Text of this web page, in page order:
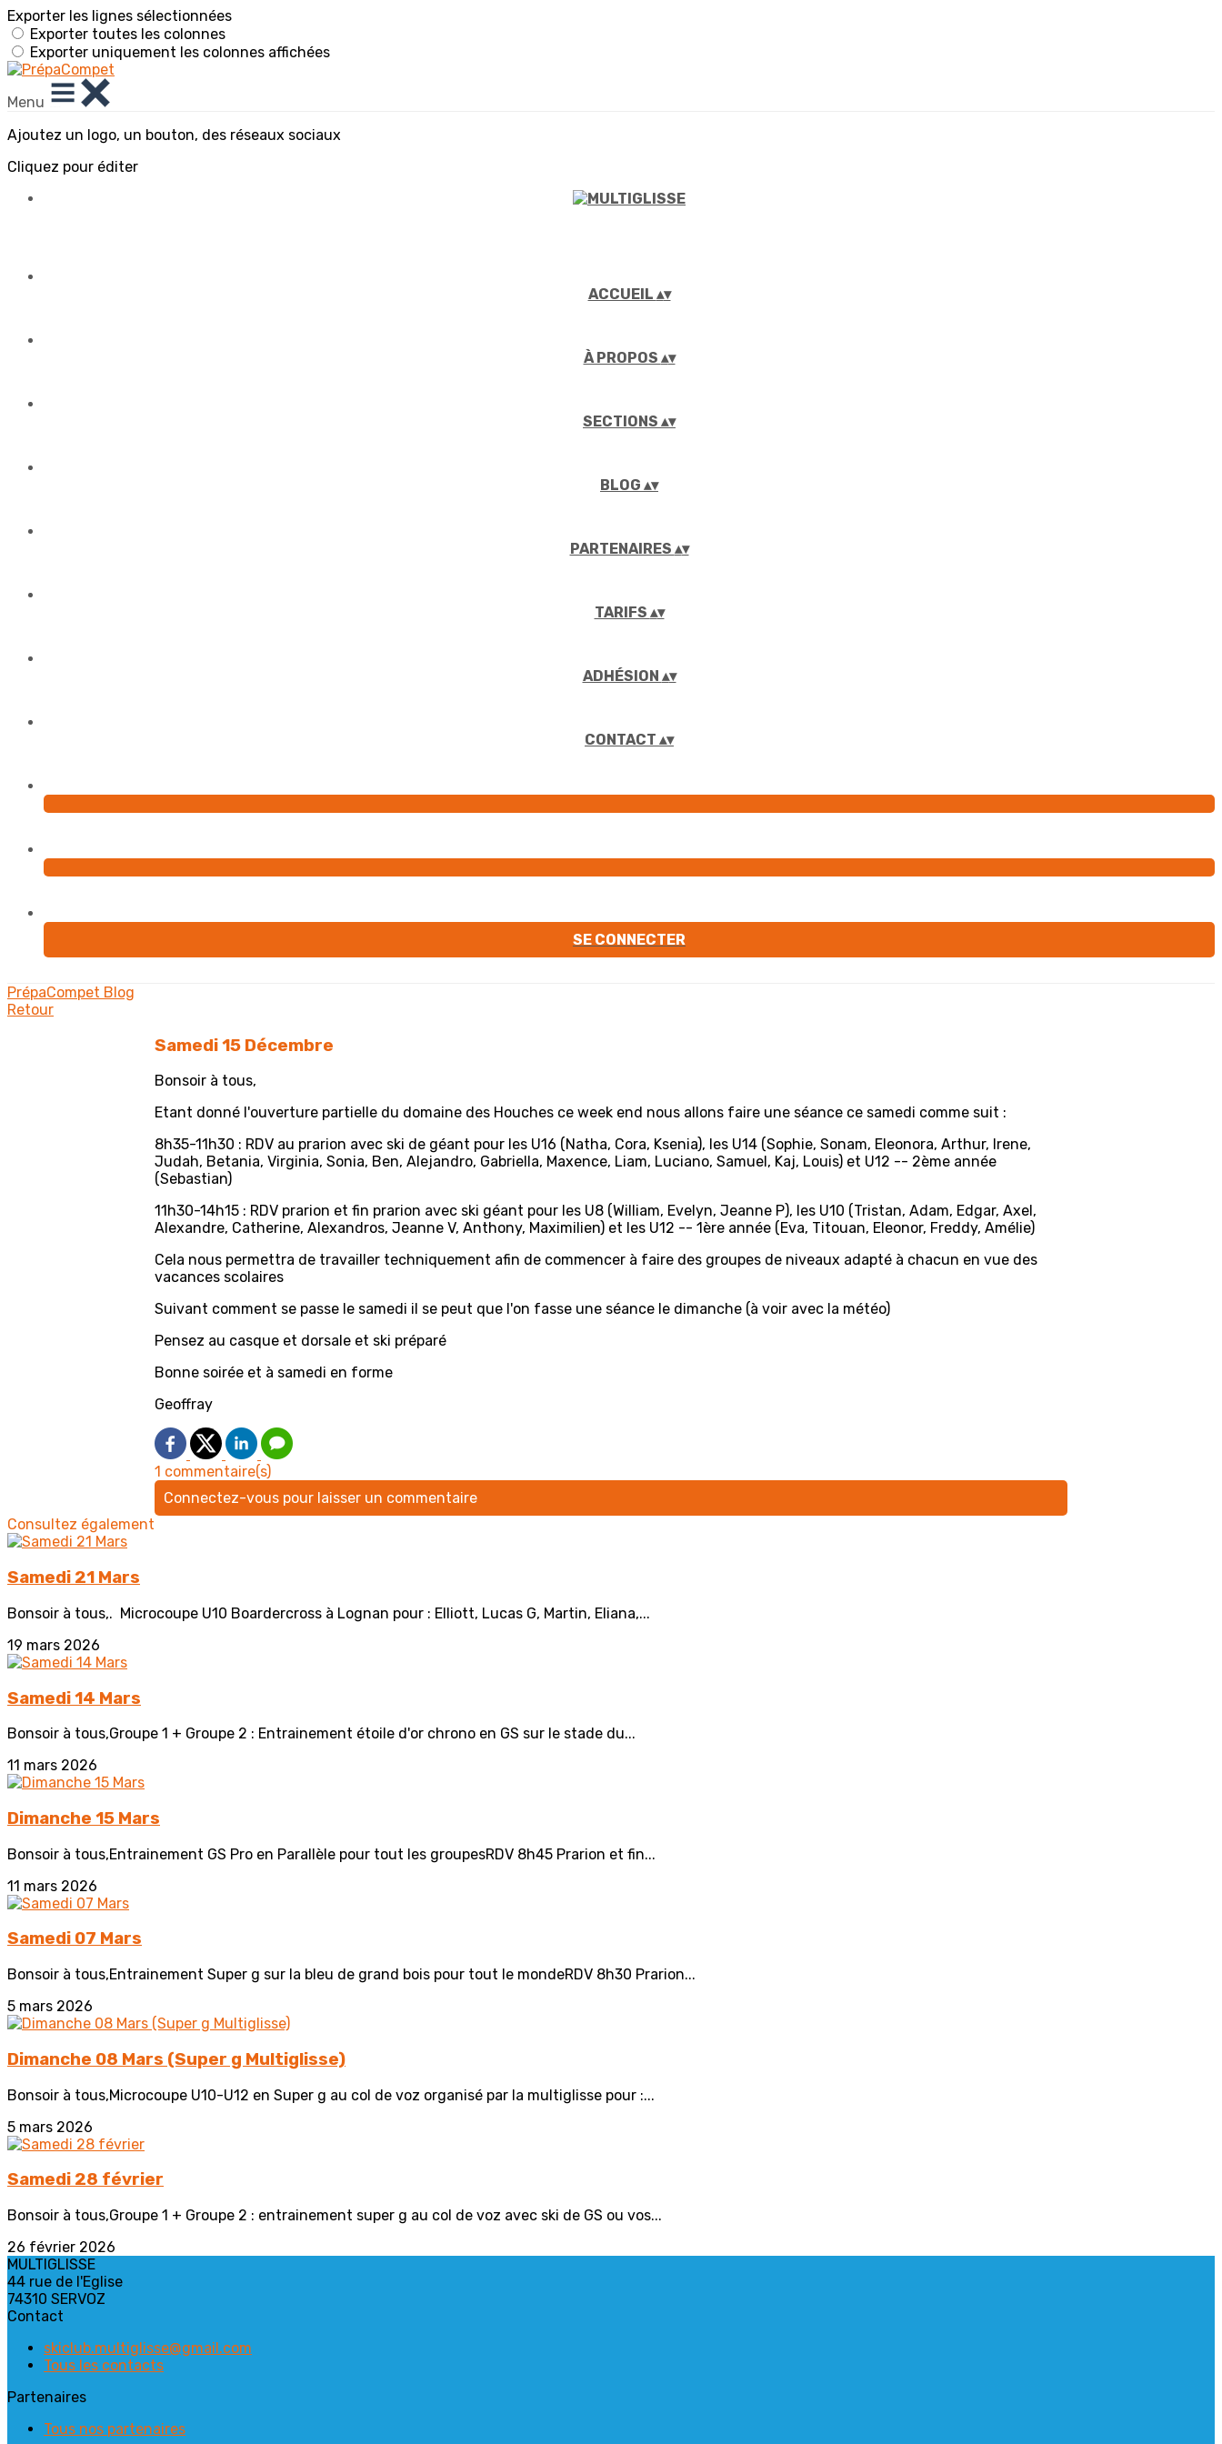
Exporter les lignes sélectionnées
Exporter toutes les colonnes
Exporter uniquement les colonnes affichées
Menu
Ajoutez un logo, un bouton, des réseaux sociaux
Cliquez pour éditer
ACCUEIL ▴▾
À PROPOS ▴▾
SECTIONS ▴▾
BLOG ▴▾
PARTENAIRES ▴▾
TARIFS ▴▾
ADHÉSION ▴▾
CONTACT ▴▾
SE CONNECTER
PrépaCompet Blog
Retour
Samedi 15 Décembre
Bonsoir à tous,
Etant donné l'ouverture partielle du domaine des Houches ce week end nous allons faire une séance ce samedi comme suit :
8h35-11h30 : RDV au prarion avec ski de géant pour les U16 (Natha, Cora, Ksenia), les U14 (Sophie, Sonam, Eleonora, Arthur, Irene,
Judah, Betania, Virginia, Sonia, Ben, Alejandro, Gabriella, Maxence, Liam, Luciano, Samuel, Kaj, Louis) et U12 -- 2ème année
(Sebastian)
11h30-14h15 : RDV prarion et fin prarion avec ski géant pour les U8 (William, Evelyn, Jeanne P), les U10 (Tristan, Adam, Edgar, Axel,
Alexandre, Catherine, Alexandros, Jeanne V, Anthony, Maximilien) et les U12 -- 1ère année (Eva, Titouan, Eleonor, Freddy, Amélie)
Cela nous permettra de travailler techniquement afin de commencer à faire des groupes de niveaux adapté à chacun en vue des
vacances scolaires
Suivant comment se passe le samedi il se peut que l'on fasse une séance le dimanche (à voir avec la météo)
Pensez au casque et dorsale et ski préparé
Bonne soirée et à samedi en forme
Geoffray
1 commentaire(s)
Connectez-vous pour laisser un commentaire
Consultez également
Samedi 21 Mars
Bonsoir à tous,. Microcoupe U10 Boardercross à Lognan pour : Elliott, Lucas G, Martin, Eliana,...
19 mars 2026
Samedi 14 Mars
Bonsoir à tous,Groupe 1 + Groupe 2 : Entrainement étoile d'or chrono en GS sur le stade du...
11 mars 2026
Dimanche 15 Mars
Bonsoir à tous,Entrainement GS Pro en Parallèle pour tout les groupesRDV 8h45 Prarion et fin...
11 mars 2026
Samedi 07 Mars
Bonsoir à tous,Entrainement Super g sur la bleu de grand bois pour tout le mondeRDV 8h30 Prarion...
5 mars 2026
Dimanche 08 Mars (Super g Multiglisse)
Bonsoir à tous,Microcoupe U10-U12 en Super g au col de voz organisé par la multiglisse pour :...
5 mars 2026
Samedi 28 février
Bonsoir à tous,Groupe 1 + Groupe 2 : entrainement super g au col de voz avec ski de GS ou vos...
26 février 2026
MULTIGLISSE
44 rue de l'Eglise
74310 SERVOZ
Contact
skiclub.multiglisse@gmail.com
Tous les contacts
Partenaires
Tous nos partenaires